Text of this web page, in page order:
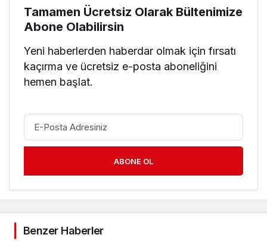
Tamamen Ücretsiz Olarak Bültenimize
Abone Olabilirsin
Yeni haberlerden haberdar olmak için fırsatı
kaçırma ve ücretsiz e-posta aboneliğini
hemen başlat.
ABONE OL
Benzer Haberler